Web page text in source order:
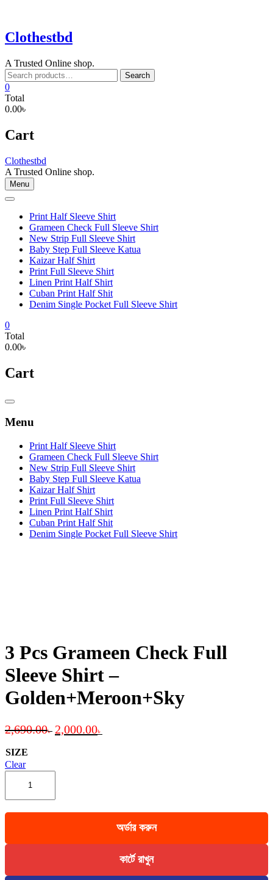
content
Clothestbd
A Trusted Online shop.
Search
for:
Search
0
Total
0.00৳
Cart
Clothestbd
A Trusted Online shop.
Menu
Print Half Sleeve Shirt
Grameen Check Full Sleeve Shirt
New Strip Full Sleeve Shirt
Baby Step Full Sleeve Katua
Kaizar Half Shirt
Print Full Sleeve Shirt
Linen Print Half Shirt
Cuban Print Half Shit
Denim Single Pocket Full Sleeve Shirt
0
Total
0.00৳
Cart
Catalog
Menu
Print Half Sleeve Shirt
Grameen Check Full Sleeve Shirt
New Strip Full Sleeve Shirt
Baby Step Full Sleeve Katua
Kaizar Half Shirt
Print Full Sleeve Shirt
Linen Print Half Shirt
Cuban Print Half Shit
Denim Single Pocket Full Sleeve Shirt
3 Pcs Grameen Check Full
Sleeve Shirt –
Golden+Meroon+Sky
2,690.00৳ Original
price
2,000.00৳
price
SIZE
Clear
Grameen
Shirt
quantity
কার্টে রাখুন
অর্ডার করুন